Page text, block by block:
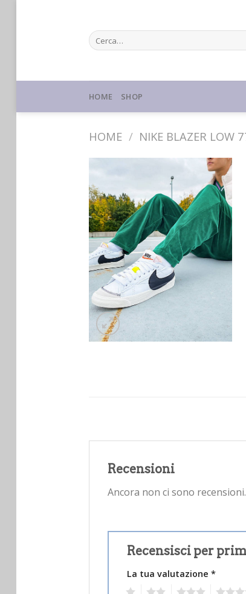
Cerca:
HOME SHOP
HOME / NIKE BLAZER LOW
Recensioni
Ancora non ci sono recensioni.
Recensisci per
La tua valutazione *